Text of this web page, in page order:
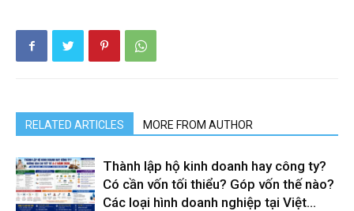
RELATED ARTICLES MORE FROM AUTHOR
Thành lập hộ kinh doanh hay công ty?
Có cần vốn tối thiểu? Góp vốn thế nào?
Các loại hình doanh nghiệp tại Việt...